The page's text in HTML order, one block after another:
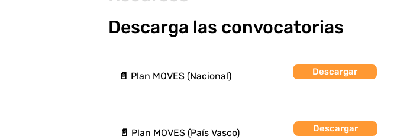
Descarga las convocatorias
📄 Plan MOVES (Nacional) Descargar
📄 Plan MOVES (País Vasco) Descargar